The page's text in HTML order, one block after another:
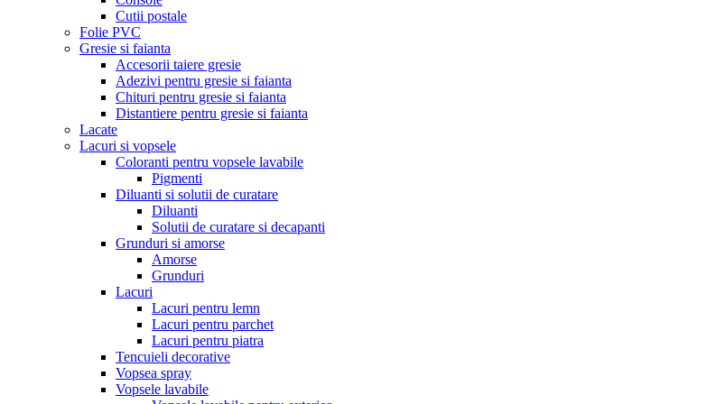
Cutii postale
Folie PVC
Gresie si faianta
Accesorii taiere gresie
Adezivi pentru gresie si faianta
Chituri pentru gresie si faianta
Distantiere pentru gresie si faianta
Lacate
Lacuri si vopsele
Coloranti pentru vopsele lavabile
Pigmenti
Diluanti si solutii de curatare
Diluanti
Solutii de curatare si decapanti
Grunduri si amorse
Amorse
Grunduri
Lacuri
Lacuri pentru lemn
Lacuri pentru parchet
Lacuri pentru piatra
Tencuieli decorative
Vopsea spray
Vopsele lavabile